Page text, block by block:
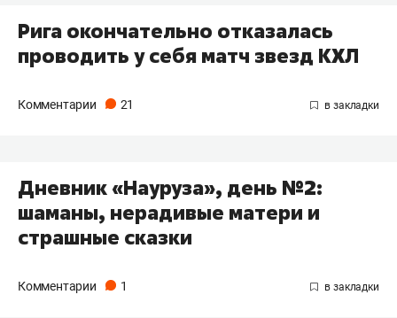
Рига окончательно отказалась
проводить у себя матч звезд КХЛ
Комментарии 21
Дневник «Науруза», день №2:
шаманы, нерадивые матери и
страшные сказки
Комментарии 1